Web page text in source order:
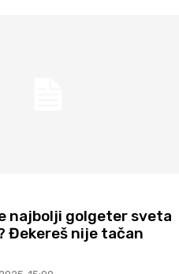
najbolji golgeter sveta
Đekereš nije tačan